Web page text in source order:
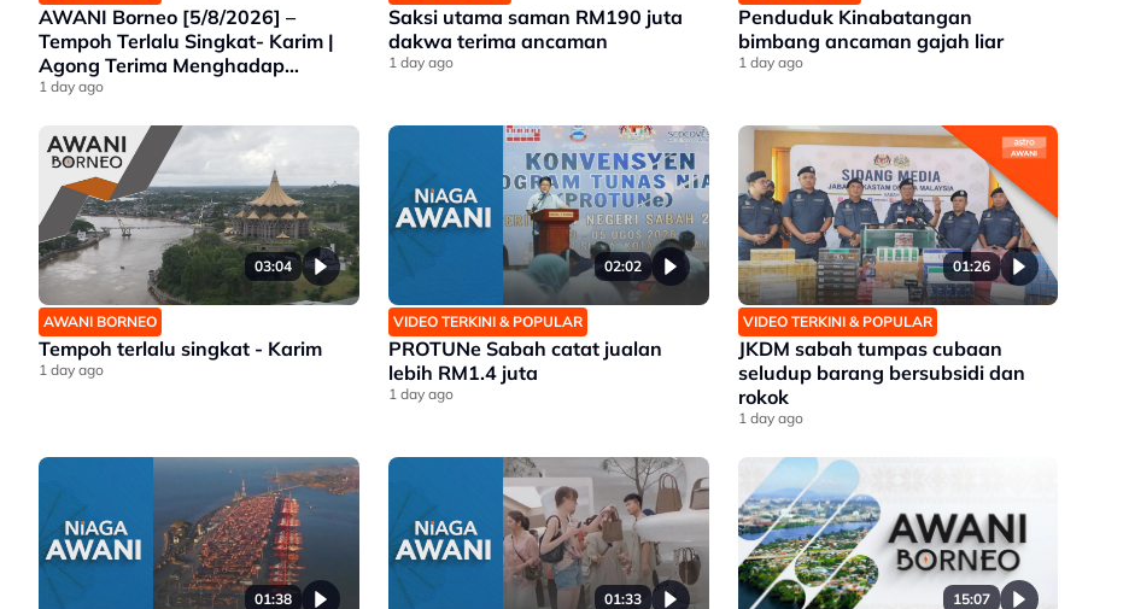
AWANI Borneo [5/8/2026] –
Tempoh Terlalu Singkat- Karim |
Agong Terima Menghadap
Premier Sarawak | Ancaman
1 day ago
Saksi utama saman RM190 juta
dakwa terima ancaman
1 day ago
Penduduk Kinabatangan
bimbang ancaman gajah liar
1 day ago
03:04
AWANI BORNEO
Tempoh terlalu singkat - Karim
1 day ago
02:02
VIDEO TERKINI & POPULAR
PROTUNe Sabah catat jualan
lebih RM1.4 juta
1 day ago
01:26
VIDEO TERKINI & POPULAR
JKDM sabah tumpas cubaan
seludup barang bersubsidi dan
rokok
1 day ago
01:38 01:33 15:07